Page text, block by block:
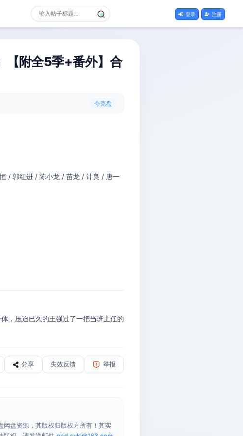
登录 注册
【附全5季+番外】合
夸克盘
/ 郭红进 / 陈小龙 / 苗龙 / 计良 / 唐一
，压迫已久的王强过了一把当班主任的
分享 失效反馈 举报
网盘资源，其版权归版权方所有！其实